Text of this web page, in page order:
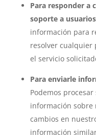
Para responder a
soporte a
información para
resolver cualquier
el servicio
Para enviarle
Podemos
información sobre
cambios en
información